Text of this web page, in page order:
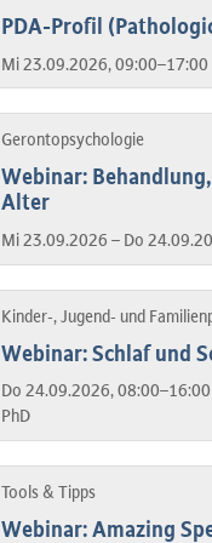
PDA-Profil
Mi 23.09.2026,
Gerontopsychologie
Webinar:
Alter
Mi 23.09.2026 – Do
Kinder-, Jugend- und
Webinar: Schlaf und
Do 24.09.2026,
PhD
Tools & Tipps
Webinar: Amazing